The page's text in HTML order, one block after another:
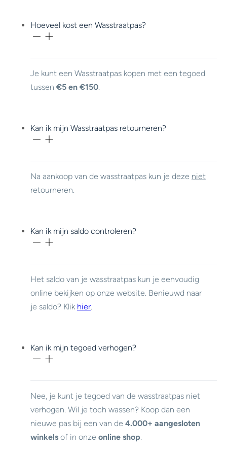
Hoeveel kost een Wasstraatpas?
Je kunt een Wasstraatpas kopen met een tegoed
tussen €5 en €150
Kan ik mijn Wasstraatpas retourneren?
Na aankoop van de wasstraatpas kun je deze niet
retourneren.
Kan ik mijn saldo controleren?
Het saldo van je wasstraatpas kun je eenvoudig
online bekijken op onze website. Benieuwd naar
je saldo? Klik hier
Kan ik mijn tegoed verhogen?
Nee, je kunt je tegoed van de wasstraatpas niet
verhogen. Wil je toch wassen? Koop dan een
nieuwe pas bij een van de 4.000+ aangesloten
winkels of in onze online shop